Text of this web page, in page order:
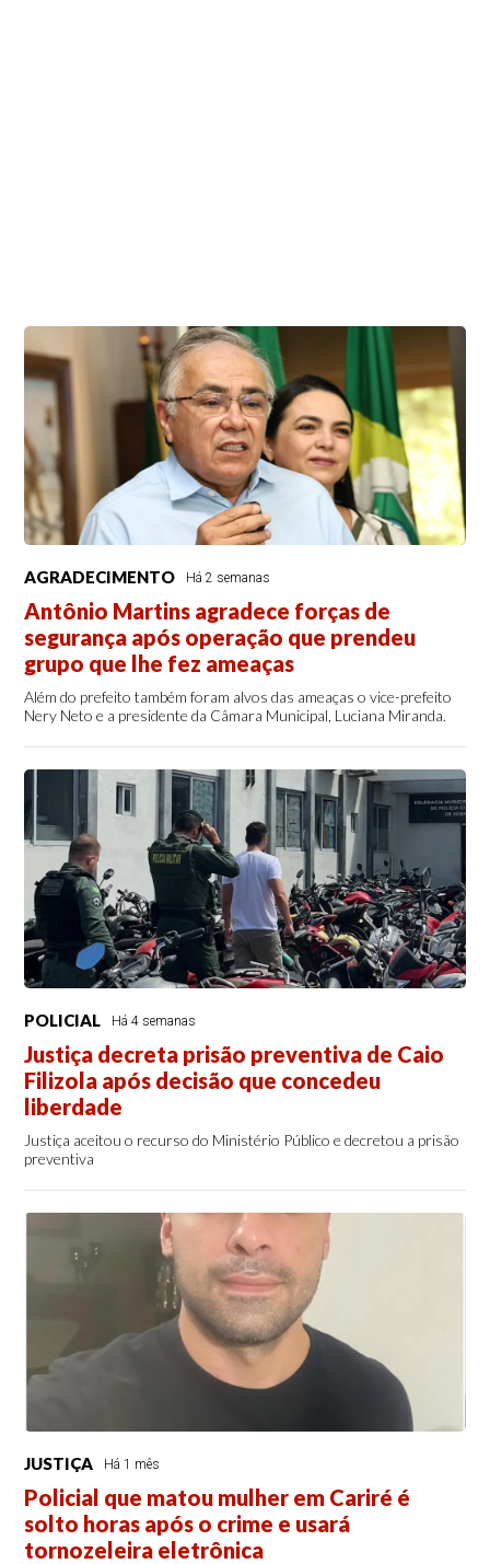
AGRADECIMENTO Há 2 semanas
Antônio Martins agradece forças de
segurança após operação que prendeu
grupo que lhe fez ameaças
Além do prefeito também foram alvos das ameaças o vice-prefeito
Nery Neto e a presidente da Câmara Municipal, Luciana Miranda.
POLICIAL Há 4 semanas
Justiça decreta prisão preventiva de Caio
Filizola após decisão que concedeu
liberdade
Justiça aceitou o recurso do Ministério Público e decretou a prisão
preventiva
JUSTIÇA Há 1 mês
Policial que matou mulher em Cariré é
solto horas após o crime e usará
tornozeleira eletrônica